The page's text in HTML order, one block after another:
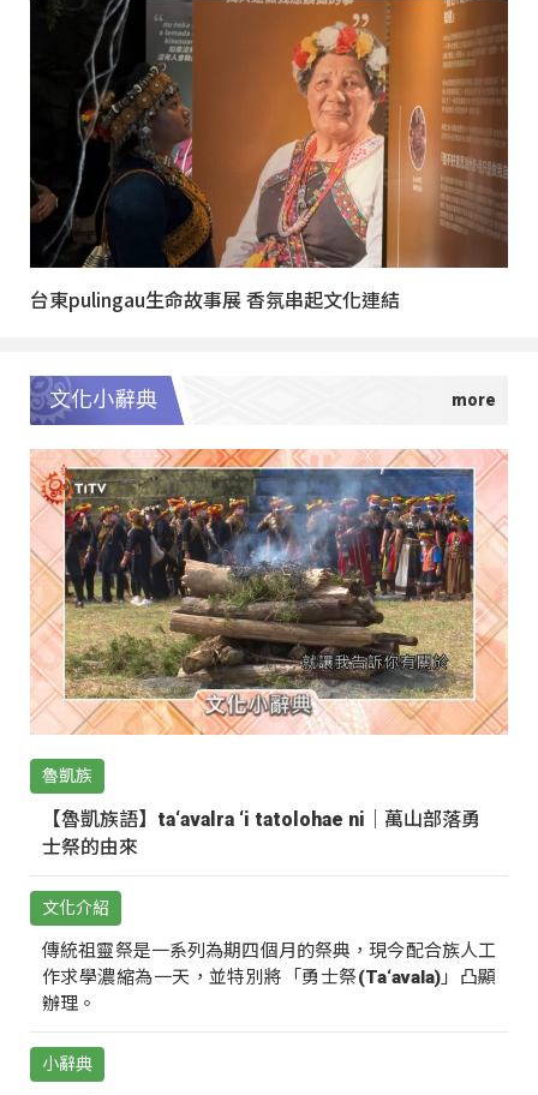
台東pulingau生命故事展 香氛串起文化連結
文化小辭典
魯凱族
【魯凱族語】ta‘avalra ‘i tatolohae ni｜萬山部落勇
士祭的由來
文化介紹
傳統祖靈祭是一系列為期四個月的祭典，現今配合族人工
作求學濃縮為一天，並特別將「勇士祭(Ta‘avala)」凸顯
辦理。
小辭典